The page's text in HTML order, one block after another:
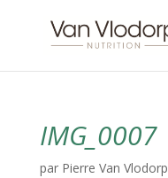
IMG_0007
par Pierre Van Vlodorp